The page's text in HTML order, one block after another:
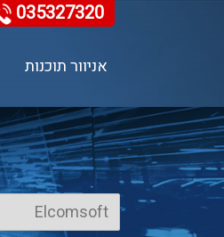
035327320
אניוור תוכנות